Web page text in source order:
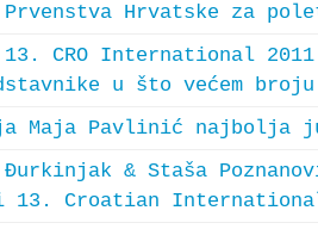
Hrvatske za
13. CRO International
u što većem broju
Maja Pavlinić najbolja
Đurkinjak & Staša
Croatian